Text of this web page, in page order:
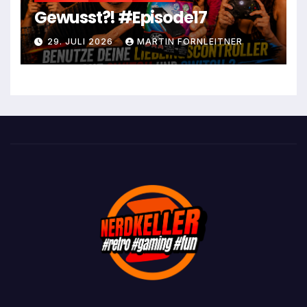
Gewusst?! #Episode17
29. JULI 2026 MARTIN FORNLEITNER